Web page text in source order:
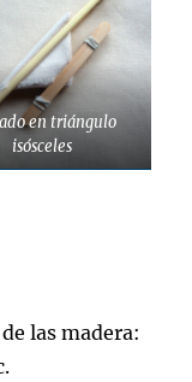
en triángulo
isósceles
las madera: